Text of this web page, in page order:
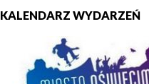
KALENDARZ WYDARZEŃ